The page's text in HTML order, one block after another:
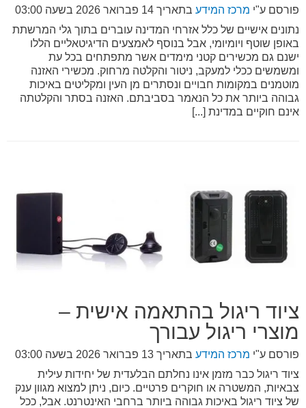
פורסם ע"י מרכז המידע בתאריך 14 פברואר 2026 בשעה 03:00
נתונים אישיים של כלל אזרחי המדינה עוברים בתוך גלי המרשתת
באופן שוטף ויומיומי, אבל בנוסף לאמצעים הדיגיטאליים הללו
ישנם גם מכשירים קטני מימדים אשר מתפתחים בכל עת
ומשמשים ככלי למעקב, ניטור והקלטה מרחוק. מכשירי האזנה
מוטמנים במקומות חבויים ונסתרים מן העין ומקליטים באיכות
גבוהה ביותר את כל הנאמר בסביבתם. האזנה בסתר והקלטתה
אינם חוקיים במדינת [...]
ציוד ריגול בהתאמה אישית –
מוצרי ריגול עבורך
פורסם ע"י מרכז המידע בתאריך 13 פברואר 2026 בשעה 03:00
ציוד ריגול כבר מזמן אינו נחלתם הבלעדית של יחידות עילית
צבאיות, המשטרה או חוקרים פרטיים. כיום, ניתן למצוא מגוון ענק
של ציוד ריגול באיכות גבוהה ביותר ברחבי האינטרנט. אבל, ככל